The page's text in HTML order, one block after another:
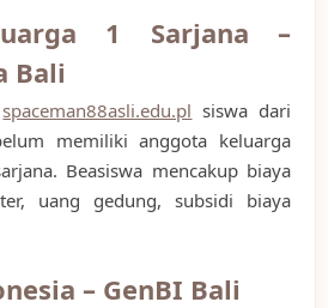
1 Sarjana –
Bali
spaceman88asli.edu.pl siswa dari
memiliki anggota keluarga
Beasiswa mencakup biaya
uang gedung, subsidi biaya
– GenBI Bali